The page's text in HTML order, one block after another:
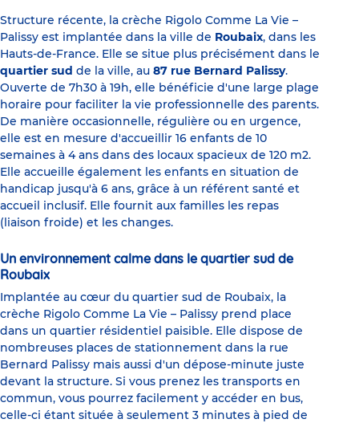
Structure récente, la crèche Rigolo Comme La Vie –
Palissy est implantée dans la ville de Roubaix, dans les
Hauts-de-France. Elle se situe plus précisément dans le
quartier sud de la ville, au 87 rue Bernard Palissy.
Ouverte de 7h30 à 19h, elle bénéficie d'une large plage
horaire pour faciliter la vie professionnelle des parents.
De manière occasionnelle, régulière ou en urgence,
elle est en mesure d'accueillir 16 enfants de 10
semaines à 4 ans dans des locaux spacieux de 120 m2.
Elle accueille également les enfants en situation de
handicap jusqu'à 6 ans, grâce à un référent santé et
accueil inclusif. Elle fournit aux familles les repas
(liaison froide) et les changes.
Un environnement calme dans le quartier sud de
Roubaix
Implantée au cœur du quartier sud de Roubaix, la
crèche Rigolo Comme La Vie – Palissy prend place
dans un quartier résidentiel paisible. Elle dispose de
nombreuses places de stationnement dans la rue
Bernard Palissy mais aussi d'un dépose-minute juste
devant la structure. Si vous prenez les transports en
commun, vous pourrez facilement y accéder en bus,
celle-ci étant située à seulement 3 minutes à pied de